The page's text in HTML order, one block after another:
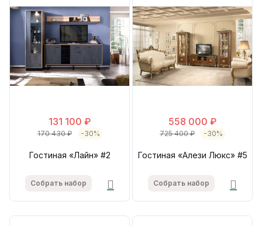
131 100 ₽
170 430 ₽ -30%
Гостиная «Лайн» #2
Собрать набор
558 000 ₽
725 400 ₽ -30%
Гостиная «Алези Люкс» #5
Собрать набор